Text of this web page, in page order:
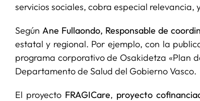
servicios sociales, cobra especial relevancia,
SegúnAne Fullaondo, Responsable de
estatal y regional. Por ejemplo, con la
programa corporativo de Osakidetza «Plan
Departamento de Salud del Gobierno Vasco.
El proyecto FRAGICare, proyecto